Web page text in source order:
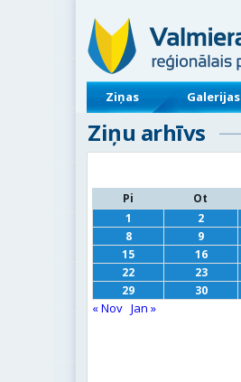
Ziņas Galerijas
Ziņu arhīvs
Pi Ot
1
2
8
9
15
16
22
23
29
30
« Nov Jan »